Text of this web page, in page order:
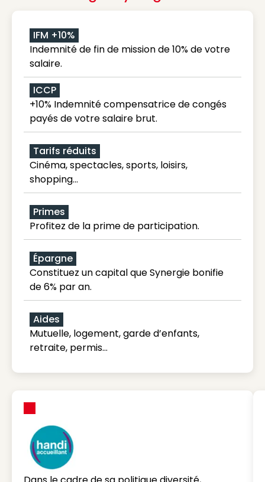
IFM +10%
Indemnité de fin de mission de 10% de votre
salaire.
ICCP
+10% Indemnité compensatrice de congés
payés de votre salaire brut.
Tarifs réduits
Cinéma, spectacles, sports, loisirs,
shopping...
Primes
Profitez de la prime de participation.
Épargne
Constituez un capital que Synergie bonifie
de 6% par an.
Aides
Mutuelle, logement, garde d’enfants,
retraite, permis…